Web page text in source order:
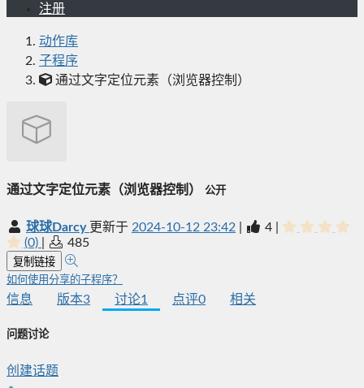
注册
动作库
子程序
通过文字定位元素（浏览器控制）
通过文字定位元素（浏览器控制） 公开
球球Darcy 更新于 2024-10-12 23:42 4
(0)
485
复制链接
如何使用分享的子程序？
信息 版本3 讨论1 点评0 相关
问题讨论
创建话题